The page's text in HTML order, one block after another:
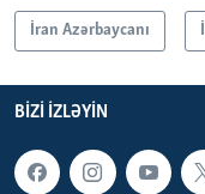
İran Azərbaycanı
BIZI IZLƏYIN